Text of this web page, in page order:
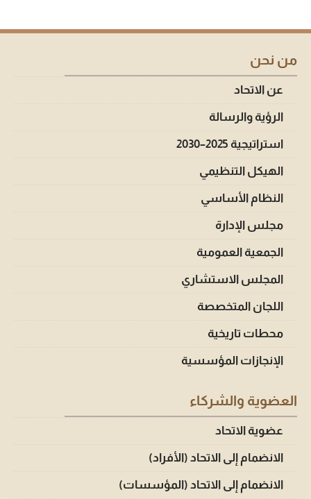
من نحن
عن الاتحاد
الرؤية والرسالة
استراتيجية 2025–2030
الهيكل التنظيمي
النظام الأساسي
مجلس الإدارة
الجمعية العمومية
المجلس الاستشاري
اللجان المتخصصة
محطات تاريخية
الإنجازات المؤسسية
العضوية والشركاء
عضوية الاتحاد
الانضمام إلى الاتحاد (الأفراد)
الانضمام إلى الاتحاد (المؤسسات)